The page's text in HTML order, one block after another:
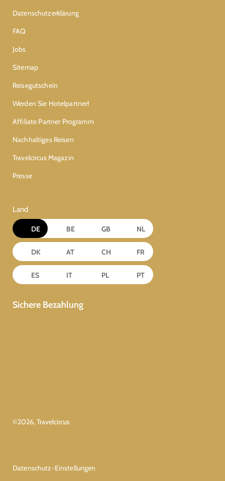
Datenschutzerklärung
FAQ
Jobs
Sitemap
Reisegutschein
Werden Sie Hotelpartner!
Affiliate Partner Programm
Nachhaltiges Reisen
Travelcircus Magazin
Presse
Land
DE BE GB NL
DK AT CH FR
ES IT PL PT
Sichere Bezahlung
©2026, Travelcircus
Datenschutz-Einstellungen